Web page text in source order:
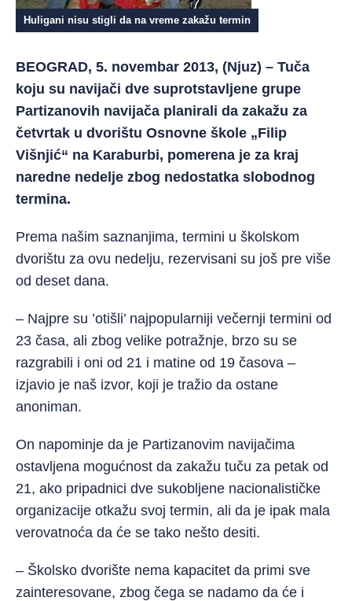
Huligani nisu stigli da na vreme zakažu termin
BEOGRAD, 5. novembar 2013, (Njuz) – Tuča
koju su navijači dve suprotstavljene grupe
Partizanovih navijača planirali da zakažu za
četvrtak u dvorištu Osnovne škole „Filip
Višnjić“ na Karaburbi, pomerena je za kraj
naredne nedelje zbog nedostatka slobodnog
termina.
Prema našim saznanjima, termini u školskom
dvorištu za ovu nedelju, rezervisani su još pre više
od deset dana.
– Najpre su ’otišli’ najpopularniji večernji termini od
23 časa, ali zbog velike potražnje, brzo su se
razgrabili i oni od 21 i matine od 19 časova –
izjavio je naš izvor, koji je tražio da ostane
anoniman.
On napominje da je Partizanovim navijačima
ostavljena mogućnost da zakažu tuču za petak od
21, ako pripadnici dve sukobljene nacionalističke
organizacije otkažu svoj termin, ali da je ipak mala
verovatnoća da će se tako nešto desiti.
– Školsko dvorište nema kapacitet da primi sve
zainteresovane, zbog čega se nadamo da će i